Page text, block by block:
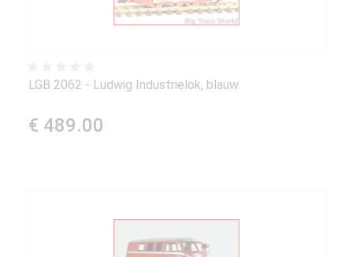
LGB 2062 - Ludwig Industrielok, blauw
€ 489.00